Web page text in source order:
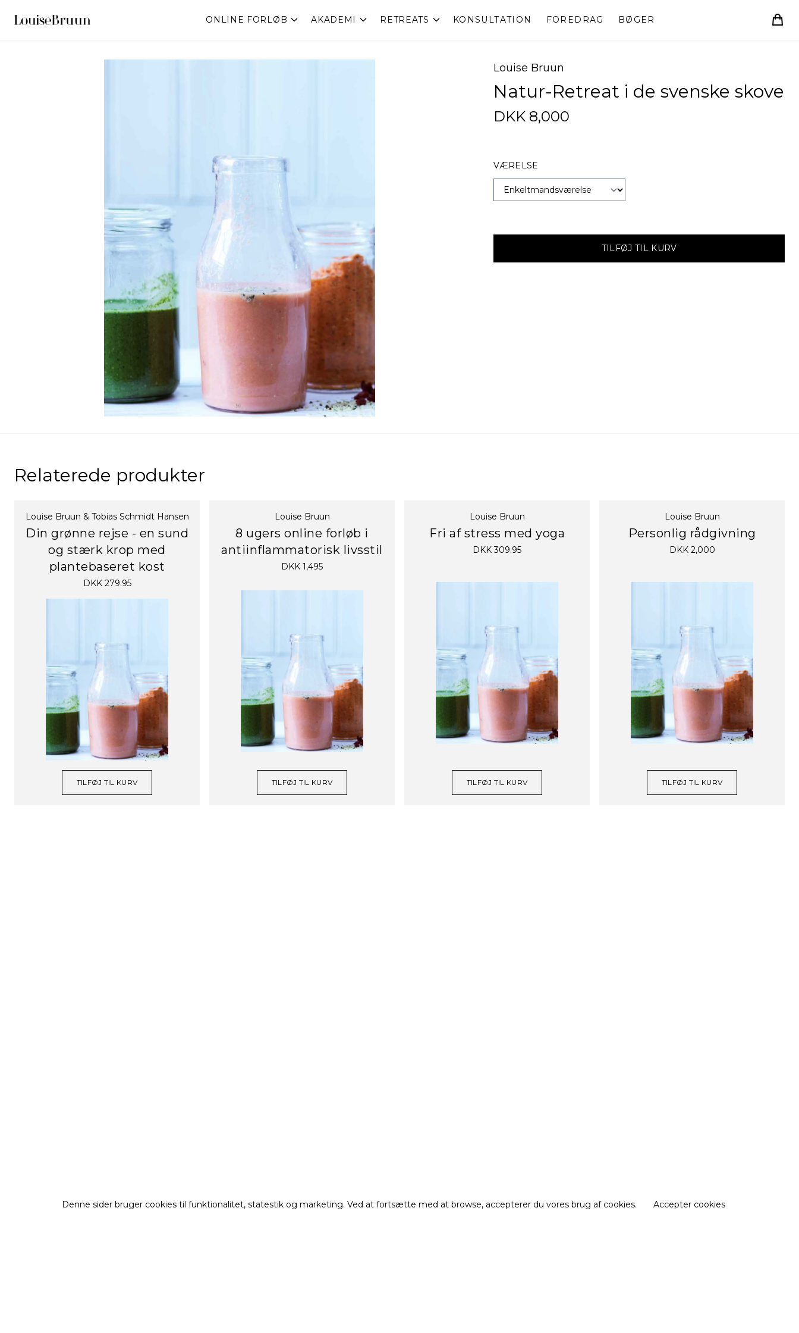
ONLINE FORLØB AKADEMI RETREATS KONSULTATION FOREDRAG BØGER
Louise Bruun
Natur-Retreat i de svenske skove
DKK 8,000
VÆRELSE
TILFØJ TIL KURV
Relaterede produkter
Louise Bruun & Tobias Schmidt Hansen
Din grønne rejse - en sund
og stærk krop med
plantebaseret kost
DKK 279.95
TILFØJ TIL KURV
Louise Bruun
8 ugers online forløb i
antiinflammatorisk livsstil
DKK 1,495
TILFØJ TIL KURV
Louise Bruun
Fri af stress med yoga
DKK 309.95
TILFØJ TIL KURV
Louise Bruun
Personlig rådgivning
DKK 2,000
TILFØJ TIL KURV
Denne sider bruger cookies til funktionalitet, statestik og marketing. Ved at fortsætte med at browse, accepterer du vores brug af cookies. Accepter cookies